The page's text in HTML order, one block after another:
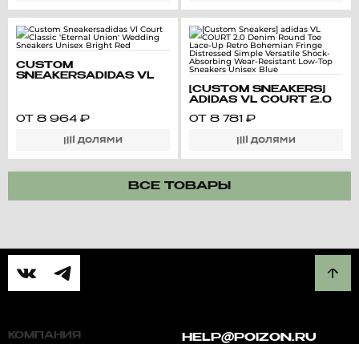
LEATHER CUSHIONING
LOW-TOP SKATE SHOES
UNISEX BLACK/BROWN
STYLE WEAR-
RESISTANT LOW-TOP
SKATE SHOES UNISEX
SAKURA PINK
CUSTOM
SNEAKERSADIDAS VL
UNISEX BRIGHT RED
ОТ 8 964 ₽
[CUSTOM SNEAKERS]
ADIDAS VL COURT 2.0
LACE-UP RETRO
DISTRESSED SIMPLE
RESISTANT LOW-TOP
SNEAKERS UNISEX
ОТ 8 781 ₽
ВСЕ ТОВАРЫ
КОМПАНИЯ
HELP@POIZON.RU